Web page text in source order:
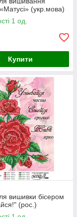
(укр.мова)
1 од.
Купити
вишивки бісером
(рос.)